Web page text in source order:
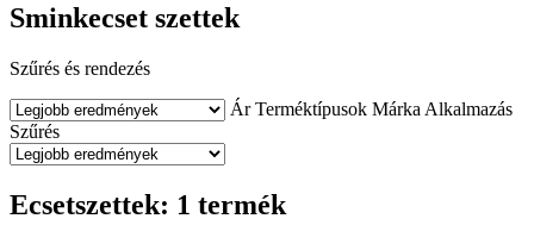
Sminkecset szettek
Szűrés és rendezés
Ár Terméktípusok Márka Alkalmazás
Szűrés
Ecsetszettek: 1 termék